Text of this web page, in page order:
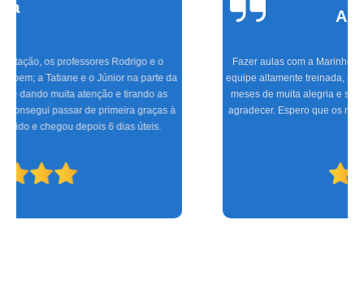
Fazer aulas com a Marinho foi a melhor experiência que tive, com uma
equipe altamente treinada, profissionais de excelente gabarito, foram seis
meses de muita alegria e sucesso do CFC às aulas práticas, só tenho a
agradecer. Espero que os novos condutores tenham a mesma satisfação